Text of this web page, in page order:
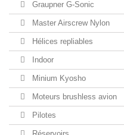
Graupner G-Sonic
Master Airscrew Nylon
Hélices repliables
Indoor
Minium Kyosho
Moteurs brushless avion
Pilotes